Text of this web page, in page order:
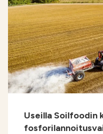
Useilla Soilfoodin